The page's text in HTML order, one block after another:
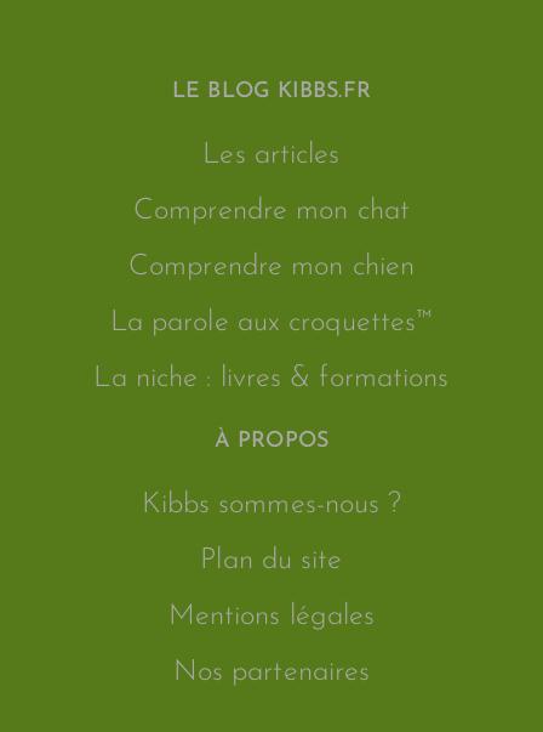
LE BLOG KIBBS.FR
Les articles
Comprendre mon chat
Comprendre mon chien
La parole aux croquettes™
La niche : livres & formations
À PROPOS
Kibbs sommes-nous ?
Plan du site
Mentions légales
Nos partenaires